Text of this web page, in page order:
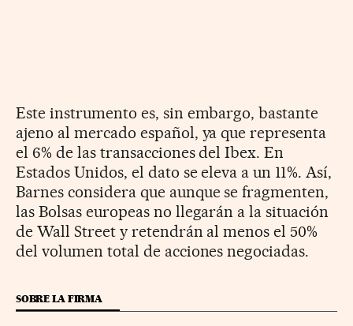
Este instrumento es, sin embargo, bastante
ajeno al mercado español, ya que representa
el 6% de las transacciones del Ibex. En
Estados Unidos, el dato se eleva a un 11%. Así,
Barnes considera que aunque se fragmenten,
las Bolsas europeas no llegarán a la situación
de Wall Street y retendrán al menos el 50%
del volumen total de acciones negociadas.
SOBRE LA FIRMA